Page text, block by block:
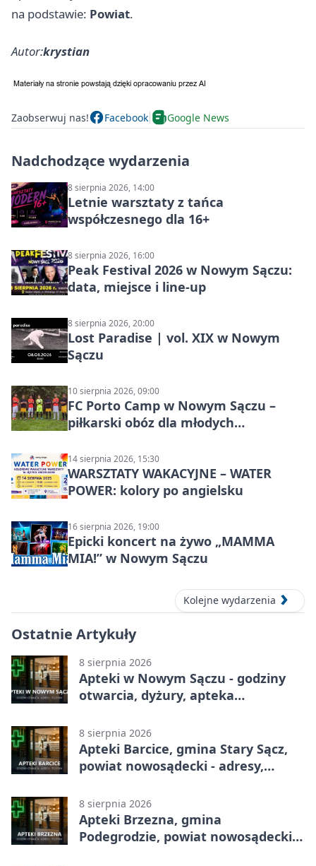
na podstawie: Powiat.
Autor:krystian
Zaobserwuj nas! Facebook Google News
Nadchodzące wydarzenia
8 sierpnia 2026, 14:00
Letnie warsztaty z tańca
współczesnego dla 16+
8 sierpnia 2026, 16:00
Peak Festival 2026 w Nowym Sączu:
data, miejsce i line-up
8 sierpnia 2026, 20:00
Lost Paradise | vol. XIX w Nowym
Sączu
10 sierpnia 2026, 09:00
FC Porto Camp w Nowym Sączu –
piłkarski obóz dla młodych
14 sierpnia 2026, 15:30
WARSZTATY WAKACYJNE – WATER
POWER: kolory po angielsku
16 sierpnia 2026, 19:00
Epicki koncert na żywo „MAMMA
MIA!” w Nowym Sączu
Kolejne wydarzenia
Ostatnie Artykuły
8 sierpnia 2026
Apteki w Nowym Sączu - godziny
otwarcia, dyżury, apteka
8 sierpnia 2026
Apteki Barcice, gmina Stary Sącz,
powiat nowosądecki - adresy,
8 sierpnia 2026
Apteki Brzezna, gmina
Podegrodzie, powiat nowosądecki -